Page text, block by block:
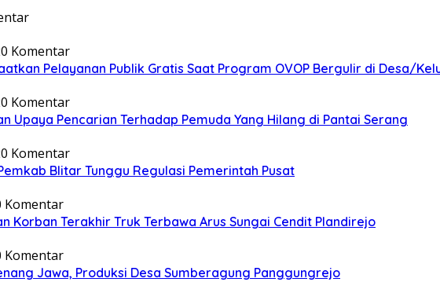
0 Komentar
Pelayanan Publik Gratis Saat Program OVOP Bergulir di Desa/
0 Komentar
Upaya Pencarian Terhadap Pemuda Yang Hilang di Pantai Serang
0 Komentar
Blitar Tunggu Regulasi Pemerintah Pusat
Komentar
Korban Terakhir Truk Terbawa Arus Sungai Cendit Plandirejo
Komentar
Jawa, Produksi Desa Sumberagung Panggungrejo